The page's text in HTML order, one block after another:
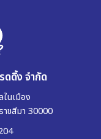
ดดิ้ง จำกัด
นเมือง
าชสีมา 30000